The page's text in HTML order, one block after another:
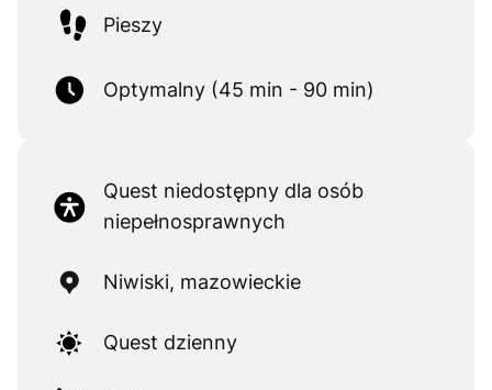
Pieszy
Optymalny (45 min - 90 min)
Quest niedostępny dla osób
niepełnosprawnych
Niwiski, mazowieckie
Quest dzienny